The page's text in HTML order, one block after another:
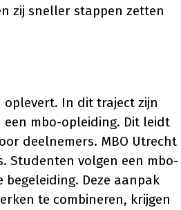
zij sneller stappen zetten
In dit traject zijn
mbo-opleiding. Dit leidt
deelnemers. MBO Utrecht
Studenten volgen een mbo-
Deze aanpak
te combineren, krijgen